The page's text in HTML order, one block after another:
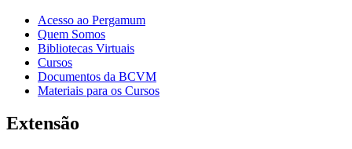
Acesso ao Pergamum
Quem Somos
Bibliotecas Virtuais
Cursos
Documentos da BCVM
Materiais para os Cursos
Extensão